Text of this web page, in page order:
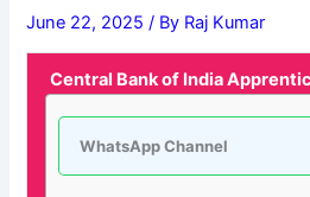
June 22, 2025/ By Raj Kumar
Central Bank of India
WhatsApp Channel